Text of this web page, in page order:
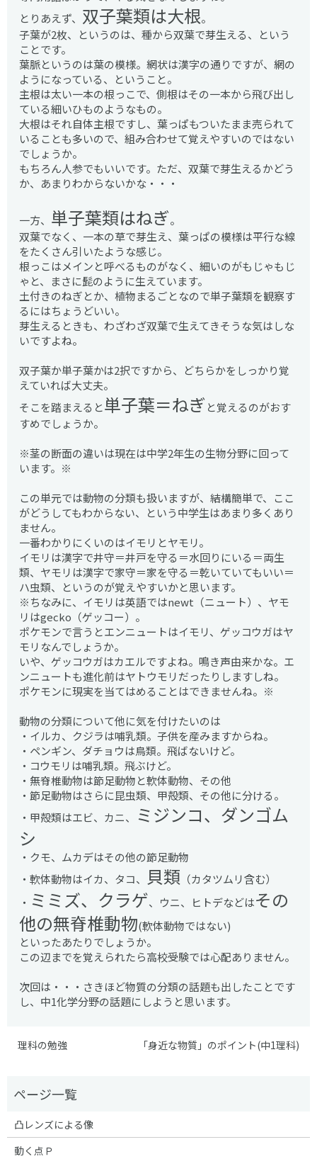
とりあえず、 双子葉類は大根。
子葉が2枚、というのは、種から双葉で芽生える、という
ことです。
葉脈というのは葉の模様。網状は漢字の通りですが、網の
ようになっている、ということ。
主根は太い一本の根っこで、側根はその一本から飛び出し
ている細いひものようなもの。
大根はそれ自体主根ですし、葉っぱもついたまま売られて
いることも多いので、組み合わせて覚えやすいのではない
でしょうか。
もちろん人参でもいいです。ただ、双葉で芽生えるかどう
か、あまりわからないかな・・・
一方、 単子葉類はねぎ。
双葉でなく、一本の草で芽生え、葉っぱの模様は平行な線
をたくさん引いたような感じ。
根っこはメインと呼べるものがなく、細いのがもじゃもじ
ゃと、まさに髭のように生えています。
土付きのねぎとか、植物まるごとなので単子葉類を観察す
るにはちょうどいい。
芽生えるときも、わざわざ双葉で生えてきそうな気はしな
いですよね。
双子葉か単子葉かは2択ですから、どちらかをしっかり覚
えていれば大丈夫。
そこを踏まえると単子葉＝ねぎ と覚えるのがおす
すめでしょうか。
※茎の断面の違いは現在は中学2年生の生物分野に回って
います。※
この単元では動物の分類も扱いますが、結構簡単で、ここ
がどうしてもわからない、という中学生はあまり多くあり
ません。
一番わかりにくいのはイモリとヤモリ。
イモリは漢字で井守＝井戸を守る＝水回りにいる＝両生
類、ヤモリは漢字で家守＝家を守る＝乾いていてもいい＝
ハ虫類、というのが覚えやすいかと思います。
※ちなみに、イモリは英語ではnewt（ニュート）、ヤモ
リはgecko（ゲッコー）。
ポケモンで言うとエンニュートはイモリ、ゲッコウガはヤ
モリなんでしょうか。
いや、ゲッコウガはカエルですよね。鳴き声由来かな。エ
ンニュートも進化前はヤトウモリだったりしますしね。
ポケモンに現実を当てはめることはできませんね。※
動物の分類について他に気を付けたいのは
・イルカ、クジラは哺乳類。子供を産みますからね。
・ペンギン、ダチョウは鳥類。飛ばないけど。
・コウモリは哺乳類。飛ぶけど。
・無脊椎動物は節足動物と軟体動物、その他
・節足動物はさらに昆虫類、甲殻類、その他に分ける。
・甲殻類はエビ、カニ、
ミジンコ、ダンゴム
シ
・クモ、ムカデはその他の節足動物
・軟体動物はイカ、タコ、
貝類 （カタツムリ含む）
・ ミミズ、クラゲ、ウニ、ヒトデなどはその
他の無脊椎動物(軟体動物ではない)
といったあたりでしょうか。
この辺までを覚えられたら高校受験では心配ありません。
次回は・・・さきほど物質の分類の話題も出したことです
し、中1化学分野の話題にしようと思います。
理科の勉強 「身近な物質」のポイント(中1理科)
凸レンズによる像
動く点Ｐ